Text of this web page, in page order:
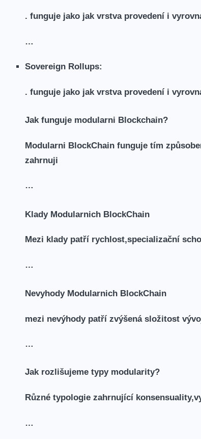
. ‌funguje jako jak vrstva provedení i
…
Sovereign Rollups:
. funguje ⁤jako jak vrstva​ provedení i‌
Jak‌ funguje modularni Blockchain?
Modularni BlockChain funguje tím
zahrnuji
…
Klady⁤ Modularnich ⁣BlockChain
Mezi​ klady patří rychlost,specializační
…
Nevyhody Modularnich BlockChain
mezi nevýhody patří zvýšená složitost
…
Jak rozlišujeme typy modularity?
Různé typologie zahrnující